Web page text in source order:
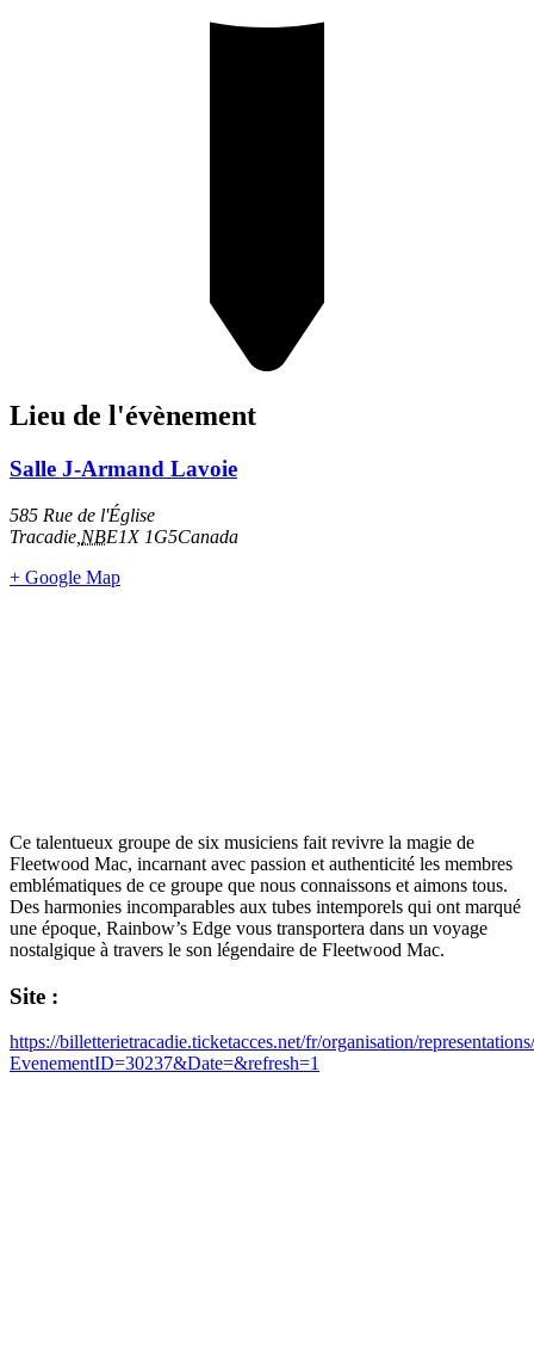
Lieu de l'évènement
Salle J-Armand Lavoie
585 Rue de l'Église
Tracadie NBE1X 1G5Canada
+ Google Map
Ce talentueux groupe de six musiciens fait revivre la magie de
Fleetwood Mac, incarnant avec passion et authenticité les membres
emblématiques de ce groupe que nous connaissons et aimons tous.
Des harmonies incomparables aux tubes intemporels qui ont marqué
une époque, Rainbow’s Edge vous transportera dans un voyage
nostalgique à travers le son légendaire de Fleetwood Mac.
Site :
https://billetterietracadie.ticketacces.net/fr/organisation/
EvenementID=30237&Date=&refresh=1